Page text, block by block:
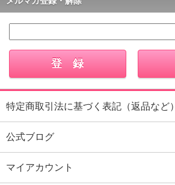
特定商取引法に基づく表記（返品など）
公式ブログ
マイアカウント